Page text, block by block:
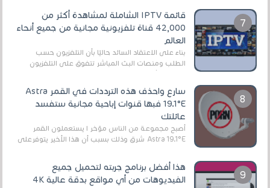
قائمة IPTV الشاملة لمشاهدة أكثر من
42,000 قناة تلفزيونية مجانية من جميع أنحاء
العالم
بناءً على الاعتقاد السائد حاليًا بأن التلفزيون حسب
الطلب ومنصات البث المباشر تتفوق على التلفزيون
الرقمي الأرضي التقليدي، يُعدّ IPTV-org خيار...
سارع واحذف هذه الترددات في القمر Astra
19.1°E فبها قنوات إباحية مجانية ستفسد
عائلتك
أصبح مجموعة من الناس مؤخر ا يستعملون القمر
Astra 19.1°E شرق وذلك بسبب أن هذا الأخير يتوفرعلى
هذا أفضل برنامج جربته لتحميل جميع
الفيديوهات من أي مواقع بدقة عالية 4K